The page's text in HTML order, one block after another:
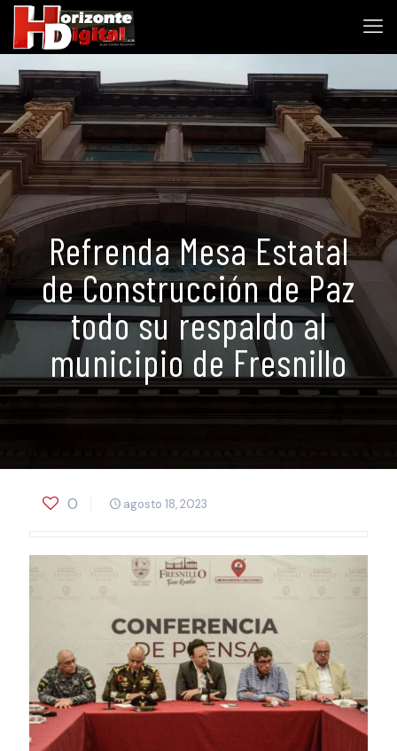
Refrenda Mesa Estatal
de Construcción de Paz
todo su respaldo al
municipio de Fresnillo
0 agosto 18, 2023